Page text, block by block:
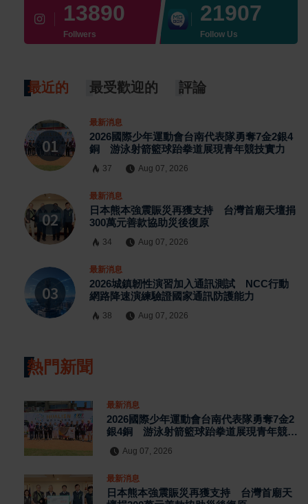
13890
Follwers
21907
Follow Us
最近的 最受歡迎的 評論
最新消息
2026國際少年運動會台南代表隊勇奪7金2銀4
銅 游泳射箭籃球跆拳道展現青年競技實力
37 Aug 07, 2026
最新消息
日本熊本強震賑災再獲支持 台灣首廟天壇捐
300萬元善款協助災後復原
34 Aug 07, 2026
最新消息
2026城鎮韌性演習加入通訊測試 NCC行動
網路降速演練驗證國家通訊防護能力
38 Aug 07, 2026
熱門新聞
最新消息
2026國際少年運動會台南代表隊勇奪7金2
銀4銅 游泳射箭籃球跆拳道展現青年競技
Aug 07, 2026
最新消息
日本熊本強震賑災再獲支持 台灣首廟天